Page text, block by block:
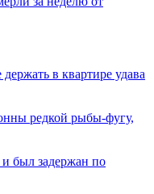
в квартире удава
редкой рыбы-фугу,
и был задержан по